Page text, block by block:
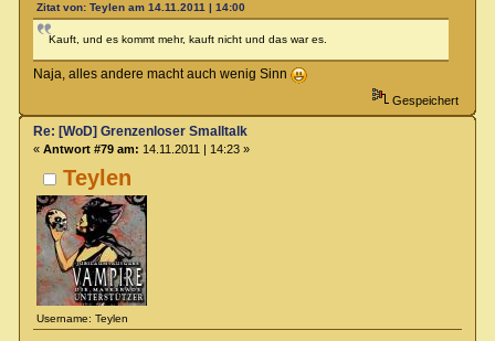
Zitat von: Teylen am 14.11.2011 | 14:00
Kauft, und es kommt mehr, kauft nicht und das war es.
Naja, alles andere macht auch wenig Sinn
Gespeichert
Teylen
Username: Teylen
Re: [WoD] Grenzenloser Smalltalk
« Antwort #79 am: 14.11.2011 | 14:23 »